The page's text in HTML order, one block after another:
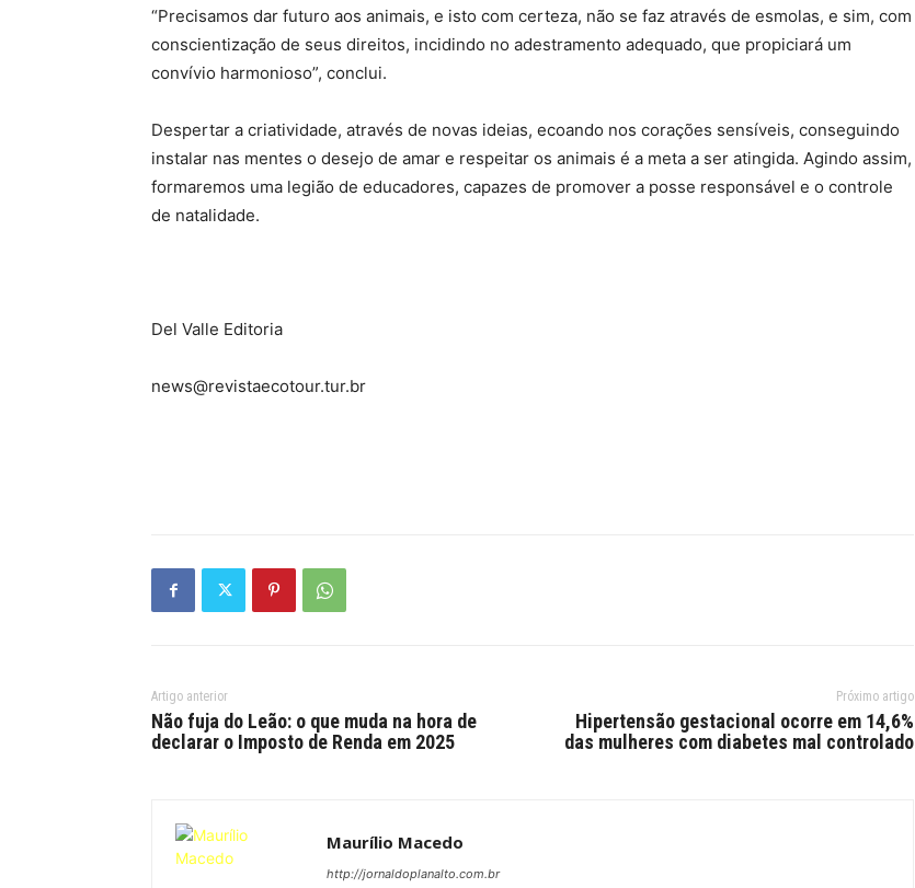
“Precisamos dar futuro aos animais, e isto com certeza, não se faz através de esmolas, e sim, com
conscientização de seus direitos, incidindo no adestramento adequado, que propiciará um
convívio harmonioso”, conclui.
Despertar a criatividade, através de novas ideias, ecoando nos corações sensíveis, conseguindo
instalar nas mentes o desejo de amar e respeitar os animais é a meta a ser atingida. Agindo assim,
formaremos uma legião de educadores, capazes de promover a posse responsável e o controle
de natalidade.
Del Valle Editoria
news@revistaecotour.tur.br
Artigo anterior
Não fuja do Leão: o que muda na hora de
declarar o Imposto de Renda em 2025
Próximo artigo
Hipertensão gestacional ocorre em 14,6%
das mulheres com diabetes mal controlado
Maurílio Macedo
http://jornaldoplanalto.com.br